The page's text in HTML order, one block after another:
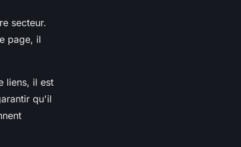
secteur.
page, il
liens, il est
qu'il